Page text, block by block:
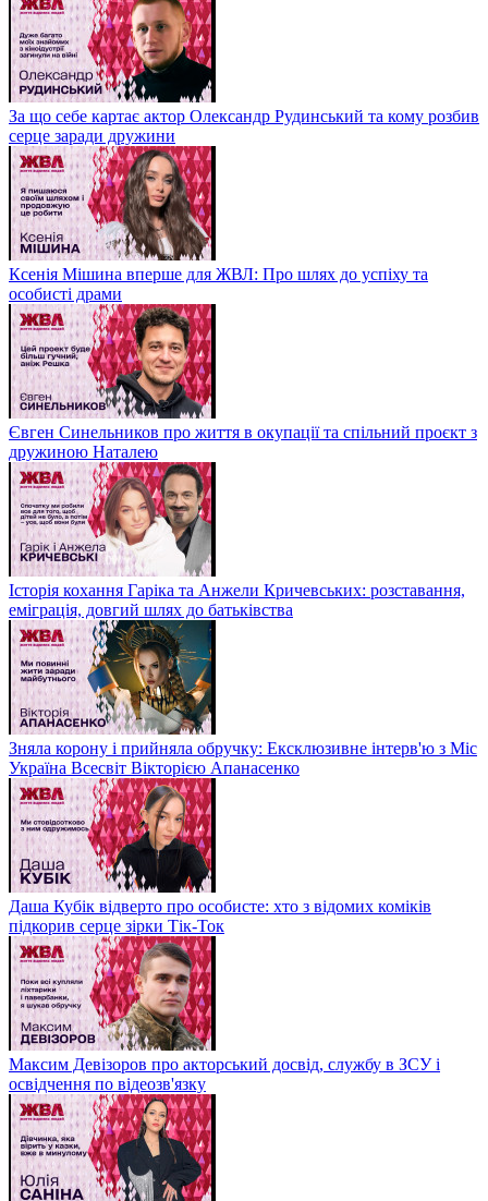
За що себе картає актор Олександр Рудинський та кому розбив
серце заради дружини
Ксенія Мішина вперше для ЖВЛ: Про шлях до успіху та
особисті драми
Євген Синельников про життя в окупації та спільний проєкт з
дружиною Наталею
Історія кохання Гаріка та Анжели Кричевських: розставання,
еміграція, довгий шлях до батьківства
Зняла корону і прийняла обручку: Ексклюзивне інтерв'ю з Міс
Україна Всесвіт Вікторією Апанасенко
Даша Кубік відверто про особисте: хто з відомих коміків
підкорив серце зірки Тік-Ток
Максим Девізоров про акторський досвід, службу в ЗСУ і
освідчення по відеозв'язку